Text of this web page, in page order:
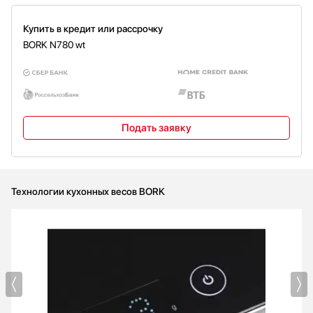
Купить в кредит или рассрочку
BORK N780 wt
Подать заявку
Технологии кухонных весов BORK